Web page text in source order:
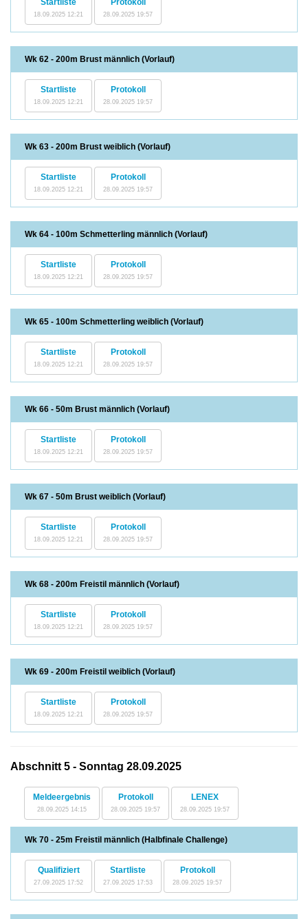
Startliste
18.09.2025 12:21
Protokoll
28.09.2025 19:57
Wk 62 - 200m Brust männlich (Vorlauf)
Startliste
18.09.2025 12:21
Protokoll
28.09.2025 19:57
Wk 63 - 200m Brust weiblich (Vorlauf)
Startliste
18.09.2025 12:21
Protokoll
28.09.2025 19:57
Wk 64 - 100m Schmetterling männlich (Vorlauf)
Startliste
18.09.2025 12:21
Protokoll
28.09.2025 19:57
Wk 65 - 100m Schmetterling weiblich (Vorlauf)
Startliste
18.09.2025 12:21
Protokoll
28.09.2025 19:57
Wk 66 - 50m Brust männlich (Vorlauf)
Startliste
18.09.2025 12:21
Protokoll
28.09.2025 19:57
Wk 67 - 50m Brust weiblich (Vorlauf)
Startliste
18.09.2025 12:21
Protokoll
28.09.2025 19:57
Wk 68 - 200m Freistil männlich (Vorlauf)
Startliste
18.09.2025 12:21
Protokoll
28.09.2025 19:57
Wk 69 - 200m Freistil weiblich (Vorlauf)
Startliste
18.09.2025 12:21
Protokoll
28.09.2025 19:57
Abschnitt 5 - Sonntag 28.09.2025
Meldeergebnis
28.09.2025 14:15
Protokoll
28.09.2025 19:57
LENEX
28.09.2025 19:57
Wk 70 - 25m Freistil männlich (Halbfinale Challenge)
Qualifiziert
27.09.2025 17:52
Startliste
27.09.2025 17:53
Protokoll
28.09.2025 19:57